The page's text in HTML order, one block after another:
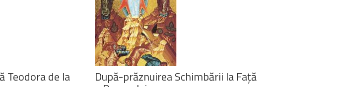
Teodora de la După-prăznuirea Schimbării la Față